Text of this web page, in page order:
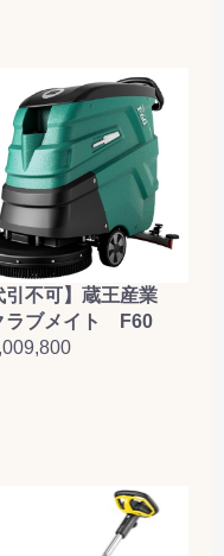
引不可】蔵王産業
ラブメイト F60